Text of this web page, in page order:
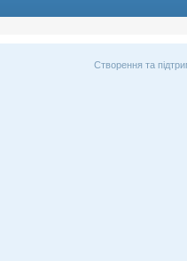
Створення та